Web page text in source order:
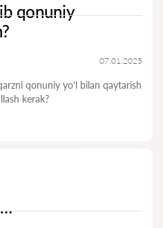
qonuniy
07.01.2025
qonuniy yo‘l bilan qaytarish
kerak?